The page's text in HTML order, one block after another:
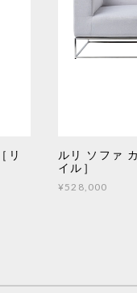
リ
ルリ ソファ
イル］
¥528,000